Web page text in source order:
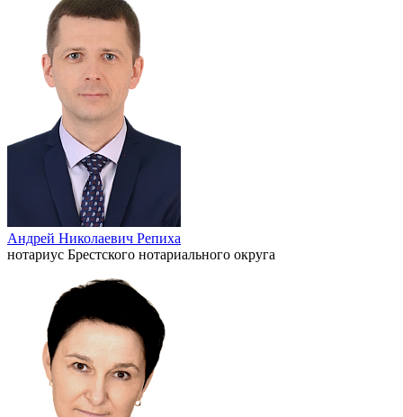
Андрей Николаевич Репиха
нотариус Брестского нотариального округа